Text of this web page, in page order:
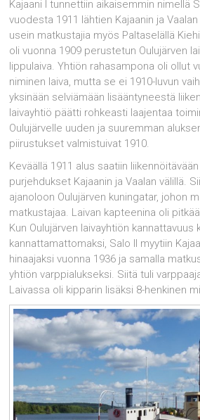
Kajaani I tunnettiin aikaisemmin nimellä
vuodesta 1911 lähtien Kajaanin ja
usein matkustajia myös Paltaselällä
oli vuonna 1909 perustetun Oulujärven
lippulaiva. Yhtiön rahasampona oli ollut
niminen laiva, mutta se ei 1910-luvun
yksinään selviämään lisääntyneestä
laivayhtiö päätti rohkeasti laajentaa
Oulujärvelle uuden ja suuremman
piirustukset valmistuivat 1910.
Keväällä 1911 alus saatiin
purjehdukset Kajaanin ja Vaalan välillä.
ajanoloon Oulujärven kuningatar, johon
matkustajaa. Laivan kapteenina oli
Kun Oulujärven laivayhtiön kannattavuus
kannattamattomaksi, Salo II myytiin
hinaajaksi vuonna 1936 ja samalla
yhtiön varppialukseksi. Siitä tuli
Laivassa oli kipparin lisäksi 8-henkinen